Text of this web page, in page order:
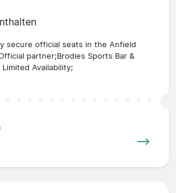
secure official seats in the Anfield
partner;Brodies Sports Bar &
Availability;